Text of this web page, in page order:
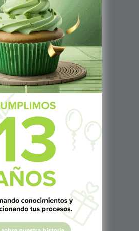
- 5:00pm
Av Nte, #3206, Local 9, San
6986 1402
7687 3923
- 5:00pm
de C.V - El Salvador 0614-